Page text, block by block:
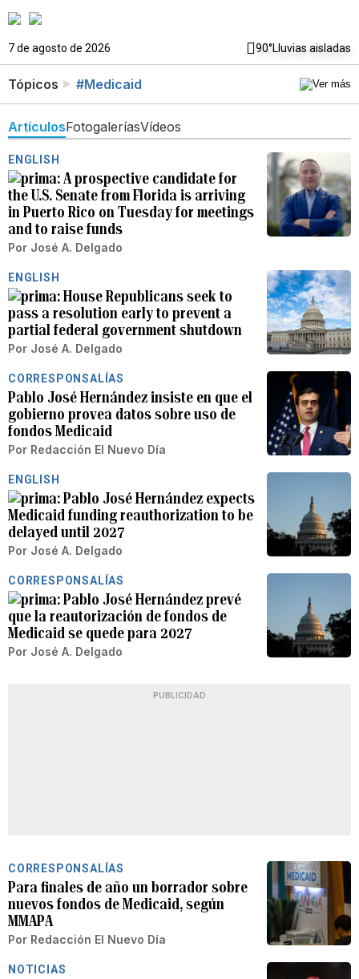
7 de agosto de 2026 90°Lluvias aisladas
Tópicos #Medicaid
ArtículosFotogaleríasVídeos
ENGLISH
A prospective candidate for
the U.S. Senate from Florida is arriving
in Puerto Rico on Tuesday for meetings
and to raise funds
Por José A. Delgado
ENGLISH
House Republicans seek to
pass a resolution early to prevent a
partial federal government shutdown
Por José A. Delgado
CORRESPONSALÍAS
Pablo José Hernández insiste en que el
gobierno provea datos sobre uso de
fondos Medicaid
Por Redacción El Nuevo Día
ENGLISH
Pablo José Hernández expects
Medicaid funding reauthorization to be
delayed until 2027
Por José A. Delgado
CORRESPONSALÍAS
Pablo José Hernández prevé
que la reautorización de fondos de
Medicaid se quede para 2027
Por José A. Delgado
PUBLICIDAD
CORRESPONSALÍAS
Para finales de año un borrador sobre
nuevos fondos de Medicaid, según
MMAPA
Por Redacción El Nuevo Día
NOTICIAS